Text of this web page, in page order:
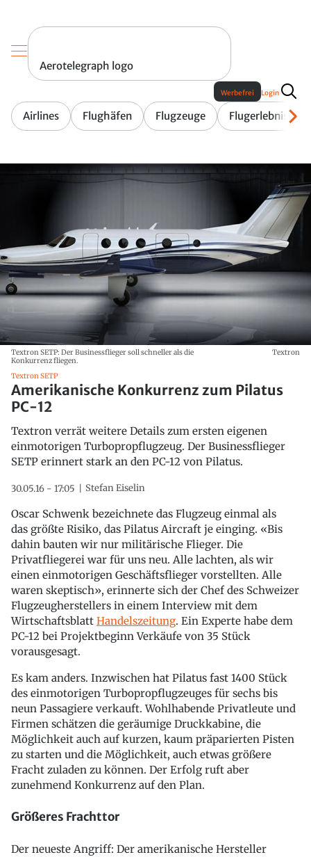
Aerotelegraph logo
Airlines Flughäfen Flugzeuge Flugerlebnis
Werbefrei Login
Textron SETP: Der Businessflieger soll schneller als die
Konkurrenz fliegen.
Textron
Textron SETP
Amerikanische Konkurrenz zum Pilatus
PC-12
Textron verrät weitere Details zum ersten eigenen
einmotorigen Turbopropflugzeug. Der Businessflieger
SETP erinnert stark an den PC-12 von Pilatus.
30.05.16 - 17:05 Stefan Eiselin
Oscar Schwenk bezeichnete das Flugzeug einmal als
das größte Risiko, das Pilatus Aircraft je einging. «Bis
dahin bauten wir nur militärische Flieger. Die
Privatfliegerei war für uns neu. Alle lachten, als wir
einen einmotorigen Geschäftsflieger vorstellten. Alle
waren skeptisch», erinnerte sich der Chef des Schweizer
Flugzeugherstellers in einem Interview mit dem
Wirtschaftsblatt Handelszeitung. Ein Experte habe dem
PC-12 bei Projektbeginn Verkäufe von 35 Stück
vorausgesagt.
Es kam anders. Inzwischen hat Pilatus fast 1400 Stück
des einmotorigen Turbopropflugzeuges für sechs bis
neun Passagiere verkauft. Wohlhabende Privatleute und
Firmen schätzen die geräumige Druckkabine, die
Möglichkeit auch auf kurzen, kaum präparierten Pisten
zu starten und die Möglichkeit, auch etwas größere
Fracht zuladen zu können. Der Erfolg ruft aber
zunehmend Konkurrenz auf den Plan.
Größeres Frachttor
Der neueste Angriff: Der amerikanische Hersteller